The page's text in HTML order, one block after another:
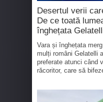
Desertul verii
De ce toată
înghețata
Vara și înghețata
mulți români Gelatelli
preferate atunci când
răcoritor, care să